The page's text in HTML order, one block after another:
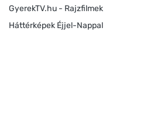
GyerekTV.hu - Rajzfilmek
Háttérképek Éjjel-Nappal